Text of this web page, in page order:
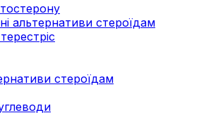
альтернативи стероїдам
стероїдам